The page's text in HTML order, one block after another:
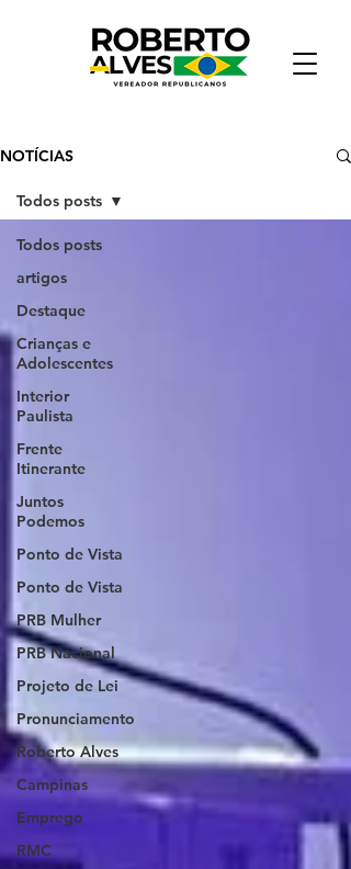
NOTÍCIAS
Todos posts
artigos
Destaque
Crianças e
Adolescentes
Interior
Paulista
Frente
Itinerante
Juntos
Podemos
Ponto de Vista
Ponto de Vista
PRB Mulher
PRB Nacional
Projeto de Lei
Pronunciamento
Roberto Alves
Campinas
Emprego
RMC
Todos posts